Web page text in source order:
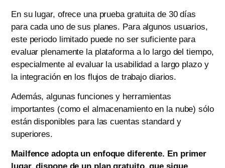
En su lugar, ofrece una prueba gratuita de 30 días
para cada uno de sus planes. Para algunos usuarios,
este periodo limitado puede no ser suficiente para
evaluar plenamente la plataforma a lo largo del tiempo,
especialmente al evaluar la usabilidad a largo plazo y
la integración en los flujos de trabajo diarios.
Además, algunas funciones y herramientas
importantes (como el almacenamiento en la nube) sólo
están disponibles para las cuentas standard y
superiores.
Mailfence adopta un enfoque diferente. En primer